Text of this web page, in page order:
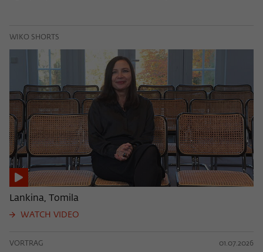
WIKO SHORTS
Lankina, Tomila
WATCH VIDEO
VORTRAG 01.07.2026